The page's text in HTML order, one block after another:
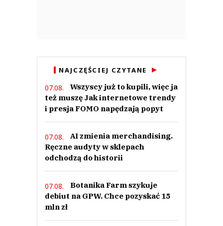
NAJCZĘŚCIEJ CZYTANE
07.08.
Wszyscy już to kupili, więc ja
też muszę Jak internetowe trendy
i presja FOMO napędzają popyt
07.08.
AI zmienia merchandising.
Ręczne audyty w sklepach
odchodzą do historii
07.08.
Botanika Farm szykuje
debiut na GPW. Chce pozyskać 15
mln zł